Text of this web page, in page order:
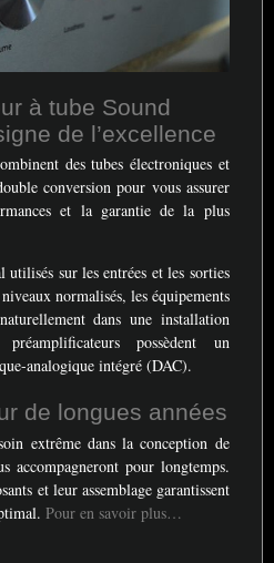
à tube Sound
de l’excellence
des tubes électroniques et
conversion pour vous assurer
et la garantie de la plus
utilisés sur les entrées et les sorties
normalisés, les équipements
dans une installation
possèdent un
analogique intégré (DAC).
de longues années
extrême dans la conception de
accompagneront pour longtemps.
et leur assemblage garantissent
Pour en savoir plus…